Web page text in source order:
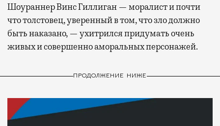
Шоураннер Винс Гиллиган — моралист и почти
что толстовец, уверенный в том, что зло должно
быть наказано, — ухитрился придумать очень
живых и совершенно аморальных персонажей.
ПРОДОЛЖЕНИЕ НИЖЕ